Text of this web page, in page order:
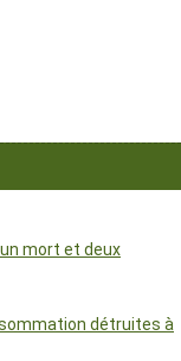
mort et deux
détruites à